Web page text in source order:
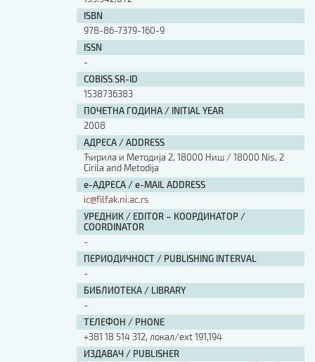
ISBN
978-86-7379-160-9
ISSN
-
COBISS.SR-ID
1538736383
ПОЧЕТНА ГОДИНА / INITIAL YEAR
2008
АДРЕСА / ADDRESS
Ћирила и Методија 2, 18000 Ниш / 18000 Nis, 2
Cirila and Metodija
е-АДРЕСА / e-MAIL ADDRESS
ic@filfak.ni.ac.rs
УРЕДНИК / EDITOR – КООРДИНАТОР /
COORDINATOR
-
ПЕРИОДИЧНОСТ / PUBLISHING INTERVAL
-
БИБЛИОТЕКА / LIBRARY
-
ТЕЛЕФОН / PHONE
+381 18 514 312, локал/ext 191,194
ИЗДАВАЧ / PUBLISHER